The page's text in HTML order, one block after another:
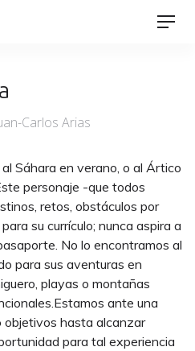
Carlos Arias
Sáhara en verano, o al Ártico
personaje -que todos
retos, obstáculos por
su currículo; nunca aspira a
No lo encontramos al
para sus aventuras en
playas o montañas
ante una
objetivos hasta alcanzar
para tal experiencia